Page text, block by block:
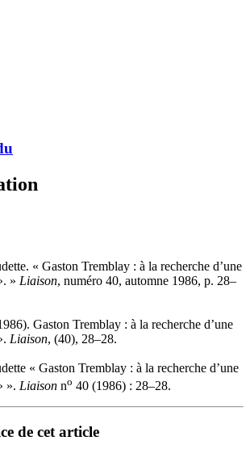
« Gaston Tremblay : à la recherche d’une
» Liaison, numéro 40, automne 1986, p. 28–
Gaston Tremblay : à la recherche d’une
Liaison, (40), 28–28.
« Gaston Tremblay : à la recherche d’une
». Liaison no 40 (1986) : 28–28.
de cet article